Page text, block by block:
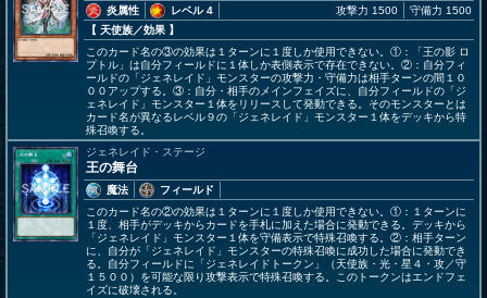
炎属性
レベル 4
【 天使族／効果 】
攻撃力 1500 守備力 1500
このカード名の③の効果は１ターンに１度しか使用できない。①：「王の影 ロ
プトル」は自分フィールドに１体しか表側表示で存在できない。②：自分フィ
ールドの「ジェネレイド」モンスターの攻撃力・守備力は相手ターンの間１０
００アップする。③：自分・相手のメインフェイズに、自分フィールドの「ジ
ェネレイド」モンスター１体をリリースして発動できる。そのモンスターとは
カード名が異なるレベル９の「ジェネレイド」モンスター１体をデッキから特
殊召喚する。
ジェネレイド・ステージ
王の舞台
魔法
フィールド
このカード名の②の効果は１ターンに１度しか使用できない。①：１ターンに
１度、相手がデッキからカードを手札に加えた場合に発動できる。デッキから
「ジェネレイド」モンスター１体を守備表示で特殊召喚する。②：相手ターン
に、自分が「ジェネレイド」モンスターの特殊召喚に成功した場合に発動でき
る。自分フィールドに「ジェネレイドトークン」（天使族・光・星４・攻／守
１５００）を可能な限り攻撃表示で特殊召喚する。このトークンはエンドフェ
イズに破壊される。